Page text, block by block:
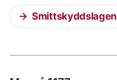
Smittskyddslagen